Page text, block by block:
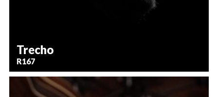
Trecho
R167